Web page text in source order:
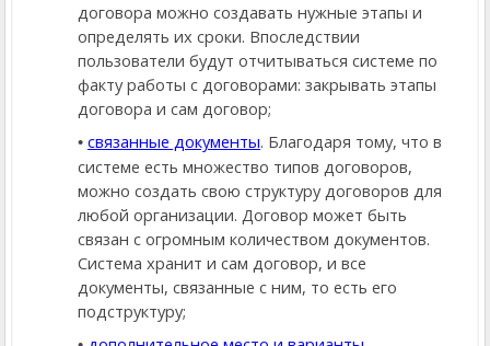
договора можно создавать нужные этапы и
определять их сроки. Впоследствии
пользователи будут отчитываться системе по
факту работы с договорами: закрывать этапы
договора и сам договор;
cвязанные документы. Благодаря тому, что в
системе есть множество типов договоров,
можно создать свою структуру договоров для
любой организации. Договор может быть
связан с огромным количеством документов.
Система хранит и сам договор, и все
документы, связанные с ним, то есть его
подструктуру;